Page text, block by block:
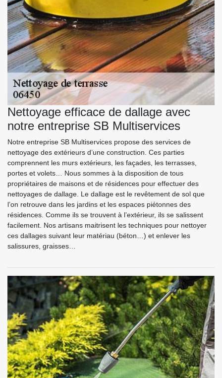
Nettoyage efficace de dallage avec
notre entreprise SB Multiservices
Notre entreprise SB Multiservices propose des services de
nettoyage des extérieurs d’une construction. Ces parties
comprennent les murs extérieurs, les façades, les terrasses,
portes et volets… Nous sommes à la disposition de tous
propriétaires de maisons et de résidences pour effectuer des
nettoyages de dallage. Le dallage est le revêtement de sol que
l’on retrouve dans les jardins et les espaces piétonnes des
résidences. Comme ils se trouvent à l’extérieur, ils se salissent
facilement. Nos artisans maitrisent les techniques pour nettoyer
ces dallages suivant leur matériau (béton…) et enlever les
salissures, graisses…